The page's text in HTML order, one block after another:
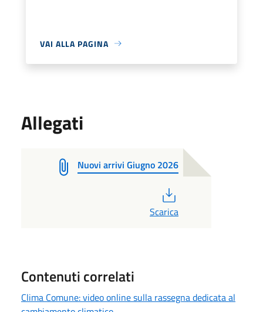
VAI ALLA PAGINA
Allegati
Nuovi arrivi Giugno 2026
Scarica
Contenuti correlati
Clima Comune: video online sulla rassegna dedicata al